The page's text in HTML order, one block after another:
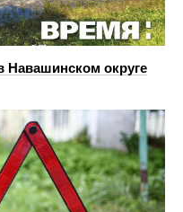
Навашинском округе